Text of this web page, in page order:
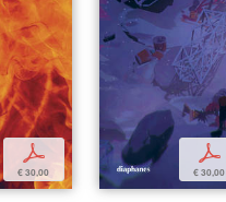
p
€ 30,00
p
€ 30,00